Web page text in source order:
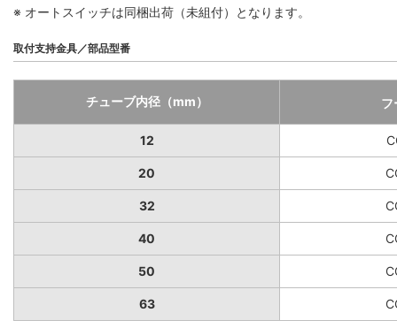
※ オートスイッチは同梱出荷（未組付）となります。
取付支持金具／部品型番
チューブ内径（mm） フ
12
20
32
40
50
63